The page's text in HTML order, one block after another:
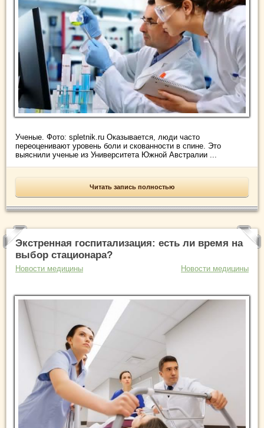
Ученые. Фото: spletnik.ru Оказывается, люди часто
переоценивают уровень боли и скованности в спине. Это
выяснили ученые из Университета Южной Австралии ...
Читать запись полностью
Экстренная госпитализация: есть ли время на
выбор стационара?
Новости медицины Новости медицины